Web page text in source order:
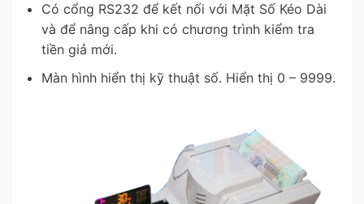
Có cổng RS232 để kết nối với Mặt Số Kéo Dài
và để nâng cấp khi có chương trình kiểm tra
tiền giả mới.
Màn hình hiển thị kỹ thuật số. Hiển thị 0 – 9999.